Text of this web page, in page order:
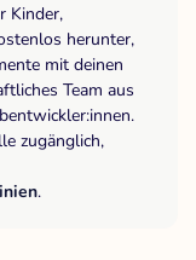
Kinder,
herunter,
mit deinen
Team aus
zugänglich,
.